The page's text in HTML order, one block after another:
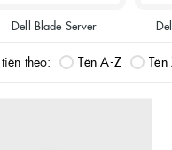
Dell Blade Server
theo: Tên A-Z